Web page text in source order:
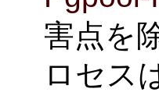
害点を
ロセス